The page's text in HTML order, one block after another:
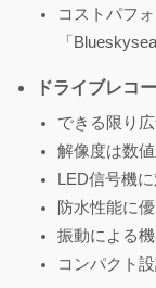
コストパフ
「
ドライブレコ
できる限り
解像度は数
LED信号機
防水性能に
振動による
コンパクト